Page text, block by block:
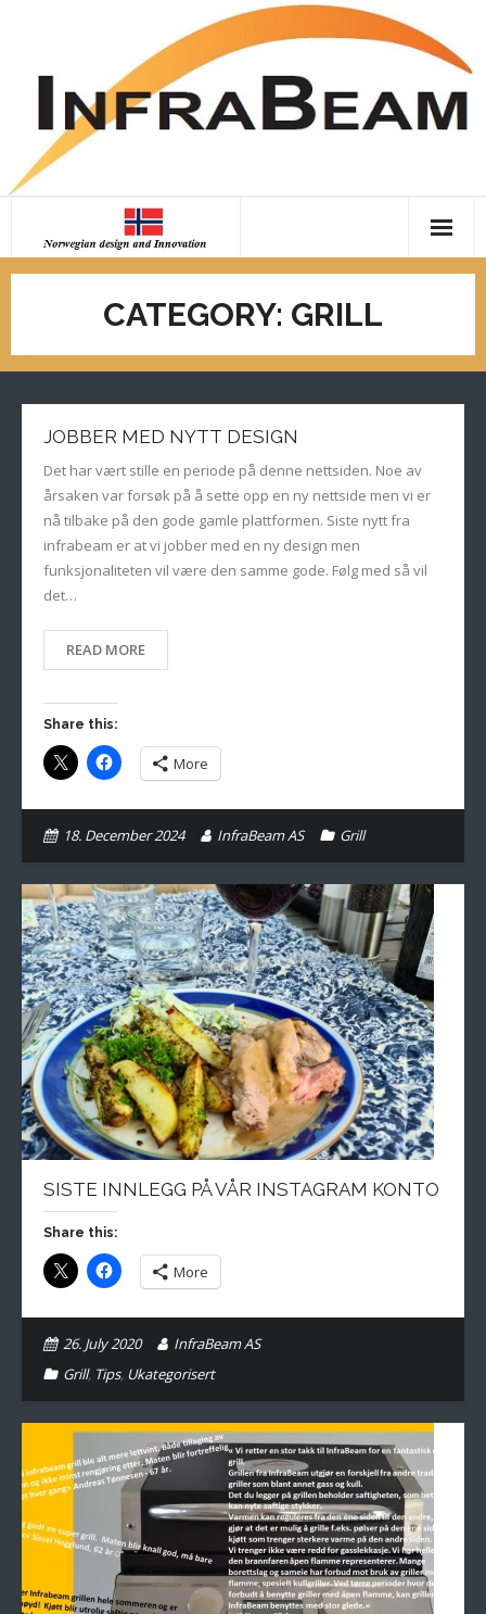
Home
Tips&tricks
Contact
Downloads
Gallery
English
CATEGORY: GRILL
JOBBER MED NYTT DESIGN
Det har vært stille en periode på denne nettsiden. Noe av
årsaken var forsøk på å sette opp en ny nettside men vi er
nå tilbake på den gode gamle plattformen. Siste nytt fra
infrabeam er at vi jobber med en ny design men
funksjonaliteten vil være den samme gode. Følg med så vil
det…
READ MORE
Share this:
More
18. December 2024 InfraBeam AS Grill
SISTE INNLEGG PÅ VÅR INSTAGRAM KONTO
Share this:
More
26. July 2020
InfraBeam AS
Grill, Tips, Ukategorisert